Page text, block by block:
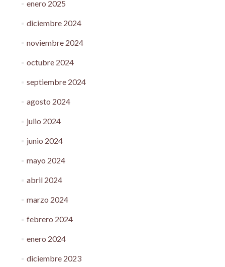
enero 2025
diciembre 2024
noviembre 2024
octubre 2024
septiembre 2024
agosto 2024
julio 2024
junio 2024
mayo 2024
abril 2024
marzo 2024
febrero 2024
enero 2024
diciembre 2023